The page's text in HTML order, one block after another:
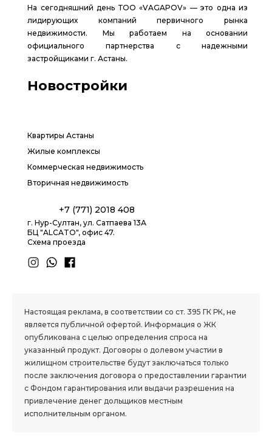
На сегодняшний день ТОО «VAGAPOV» — это одна из
лидирующих компаний первичного рынка
недвижимости. Мы работаем на основании
официального партнерства с надежными
застройщиками г. Астаны.
Новостройки
Квартиры Астаны
Жилые комплексы
Коммерческая недвижимость
Вторичная недвижимость
+7 (771) 2018 408
г. Нур-Султан, ул. Сатпаева 13А
БЦ "ALCATO", офис 47.
Схема проезда
Настоящая реклама, в соответствии со ст. 395 ГК РК, не
является публичной офертой. Информация о ЖК
опубликована с целью определения спроса на
указанный продукт. Договоры о долевом участии в
жилищном строительстве будут заключаться только
после заключения договора о предоставлении гарантии
с Фондом гарантирования или выдачи разрешения на
привлечение денег дольщиков местным
исполнительным органом.